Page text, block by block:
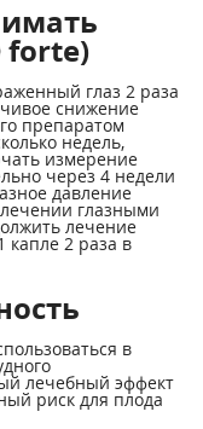
forte)
глаз 2 раза
снижение
препаратом
недель,
измерение
через 4 недели
давление
глазными
лечение
2 раза в
в
лечебный эффект
риск для плода